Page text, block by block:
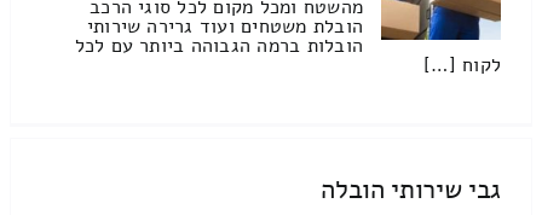
מהשטח ומכל מקום לכל סוגי הרכב
הובלת משטחים ועוד גרירה שירותי
הובלות ברמה הגבוהה ביותר עם לכל
לקוח […]
גבי שירותי הובלה